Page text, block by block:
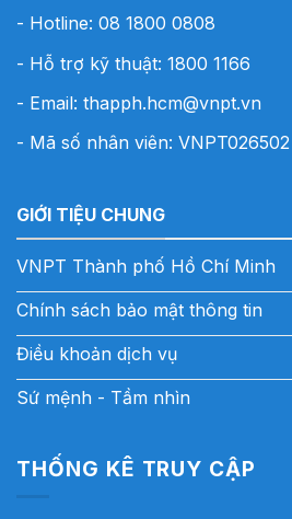
- Hotline: 08 1800 0808
- Hỗ trợ kỹ thuật: 1800 1166
- Email: thapph.hcm@vnpt.vn
- Mã số nhân viên:
GIỚI TIỆU CHUNG
VNPT Thành phố Hồ Chí Minh
Chính sách bảo mật thông tin
Điều khoản dịch vụ
Sứ mệnh - Tầm nhìn
THỐNG KÊ TRUY CẬP